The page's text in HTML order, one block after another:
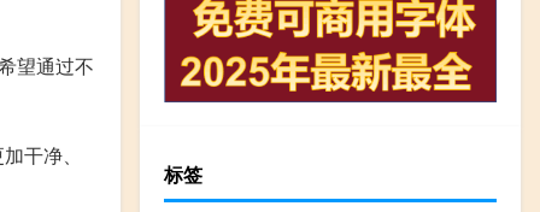
望通过不
干净、
标签